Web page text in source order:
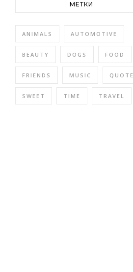
МЕТКИ
ANIMALS AUTOMOTIVE
BEAUTY DOGS FOOD
FRIENDS MUSIC QUOTE
SWEET TIME TRAVEL